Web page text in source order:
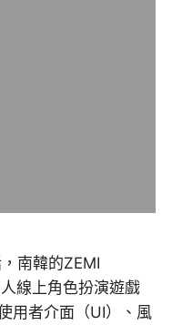
南韓的ZEMI
線上角色扮演遊戲
用者介面（UI）、風